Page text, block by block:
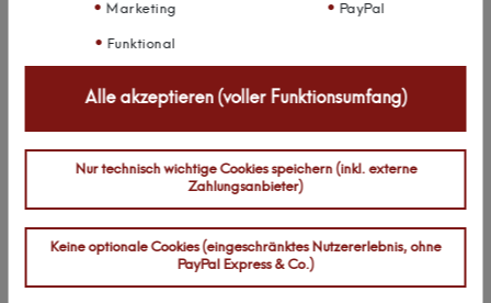
Bewertungssterne
von
Bewertungssternen
4
von
5
Bewertungssternen
von
Bewertungssternen
von
Bewertungssternen
von
Bewertungssternen
(optional)
Überschrift
Marketing PayPal
Funktional
Alle akzeptieren (voller Funktionsumfang)
Nur technisch wichtige Cookies speichern (inkl. externe
Zahlungsanbieter)
Keine optionale Cookies (eingeschränktes Nutzererlebnis, ohne
PayPal Express & Co.)